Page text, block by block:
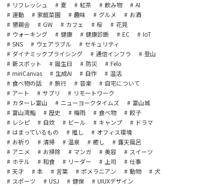
リフレッシュ 夏 紅茶 飲み物
AI
運動
家庭菜園 趣味 グルメ
お酒
懇親会
GW カフェ 桜
花見
ウォーキング
健康 健康診断 EC
IoT
SNS
ウェアラブル
セキュリティ
ダイナミックプライシング
通信インフラ
登山
新スポット
誕生日 防災
Felo
miriCanvas
生成AI 自作
温活
食べ物の話
旅行 音楽
自宅について
アート
サプリ
リモートワーク
カターレ富山
ニューヨークタイムズ
富山城
富山湾鮨
歴史 梅雨 食べ物
餃子
レシピ
自炊 ビール キャンプ
ドラマ
はまっているもの
推し
オフィス環境
お祈り
清掃 温泉 癒し
露天風呂
アニメ
お掃除 マンガ 美容
スイーツ
ホテル
和食 リーダー 上司
仕事
天才
本 言葉 ポメラニアン 動物
犬
スポーツ
USJ 健保
UIUXデザイン